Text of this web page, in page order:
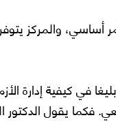
أساسي، والمركز
في كيفية إدارة
فكما يقول الدكتور